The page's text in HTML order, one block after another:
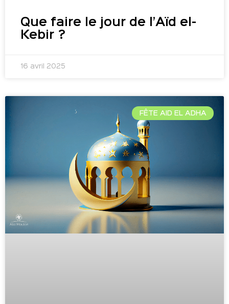
Que faire le jour de l’Aïd el-
Kebir ?
16 avril 2025
FÊTE AID EL ADHA